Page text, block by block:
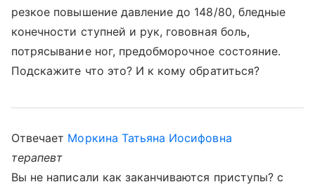
резкое повышение давление до 148/80, бледные
конечности ступней и рук, гововная боль,
потрясывание ног, предобморочное состояние.
Подскажите что это? И к кому обратиться?
Отвечает Моркина Татьяна Иосифовна
терапевт
Вы не написали как заканчиваются приступы? с